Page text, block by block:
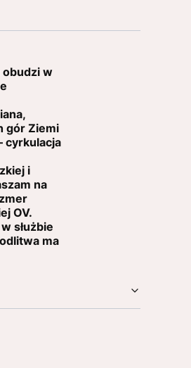
obudzi w
gór Ziemi
cyrkulacja
i
na
OV.
służbie
ma